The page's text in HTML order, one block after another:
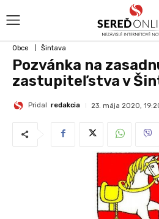
Obce Šintava
Pozvánka na
zastupiteľstva v
Pridal redakcia 23. mája 2020,